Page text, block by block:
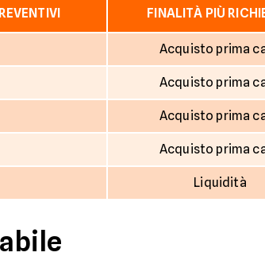
FINALITÀ PIÙ
Acquisto prima
Acquisto prima
Acquisto prima
Acquisto prima
Liquidità